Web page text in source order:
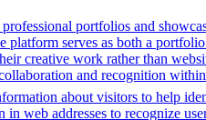
portfolios and
serves as both a
creative work rather than
and recognition
about visitors to help
addresses to recognize